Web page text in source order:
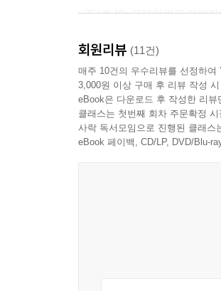
- 3단계 별: 프레임워크 개발
- 4단계 모래시계: 도전적이
기본 내용만 간단히 알고 싶
싶을 때 다시 돌아가 세모 주
될 겁니다. 이 책 한 권을 통
최신 자바스크립트 기능을 학
회원리뷰 (11건)
매주 10건의 우수리뷰를 선정하
3,000원 이상 구매 후 리뷰 작성 시
eBook은 다운로드 후 작성한 리
클래스는 첫번째 회차 주문확정
사락 독서모임으로 진행된 클래
eBook 페이백, CD/LP, DVD/Blu-